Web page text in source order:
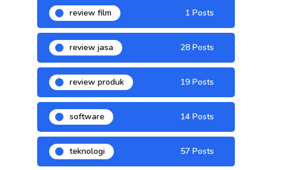
review film 1 Posts
review jasa 28 Posts
review produk 19 Posts
software 14 Posts
teknologi 57 Posts